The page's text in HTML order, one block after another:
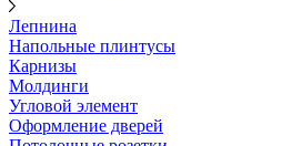
Лепнина
Напольные плинтусы
Карнизы
Молдинги
Угловой элемент
Оформление дверей